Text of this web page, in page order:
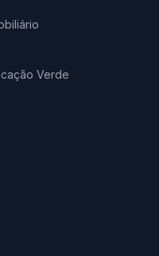
Verde